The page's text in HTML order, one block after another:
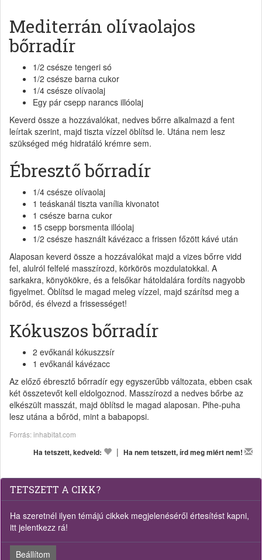
Mediterrán olívaolajos
bőrradír
1/2 csésze tengeri só
1/2 csésze barna cukor
1/4 csésze olívaolaj
Egy pár csepp narancs illóolaj
Keverd össze a hozzávalókat, nedves bőrre alkalmazd a fent
leírtak szerint, majd tiszta vízzel öblítsd le. Utána nem lesz
szükséged még hidratáló krémre sem.
Ébresztő bőrradír
1/4 csésze olívaolaj
1 teáskanál tiszta vanília kivonatot
1 csésze barna cukor
15 csepp borsmenta illóolaj
1/2 csésze használt kávézacc a frissen főzött kávé után
Alaposan keverd össze a hozzávalókat majd a vizes bőrre vidd
fel, alulról felfelé masszírozd, körkörös mozdulatokkal. A
sarkakra, könyökökre, és a felsőkar hátoldalára fordíts nagyobb
figyelmet. Öblítsd le magad meleg vízzel, majd szárítsd meg a
bőröd, és élvezd a frissességet!
Kókuszos bőrradír
2 evőkanál kókuszzsír
1 evőkanál kávézacc
Az előző ébresztő bőrradír egy egyszerűbb változata, ebben csak
két összetevőt kell eldolgoznod. Masszírozd a nedves bőrbe az
elkészült masszát, majd öblítsd le magad alaposan. Pihe-puha
lesz utána a bőröd, mint a babapopsi.
Forrás: inhabitat.com
Ha tetszett, kedveld:
| Ha nem tetszett, írd meg miért nem!
TETSZETT A CIKK?
Ha szeretnél ilyen témájú cikkek megjelenéséről értesítést kapni,
itt jelentkezz rá!
Beállítom